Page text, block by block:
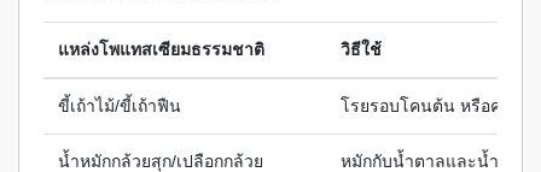
แหล่งโพแทสเซียมธรรมชาติ วิธีใช้
ขี้เถ้าไม้/ขี้เถ้าฟืน โรยรอบโคนต้น หรือคลุกดิ
น้ำหมักกล้วยสุก/เปลือกกล้วย หมักกับน้ำตาลและน้ำ พ่นท